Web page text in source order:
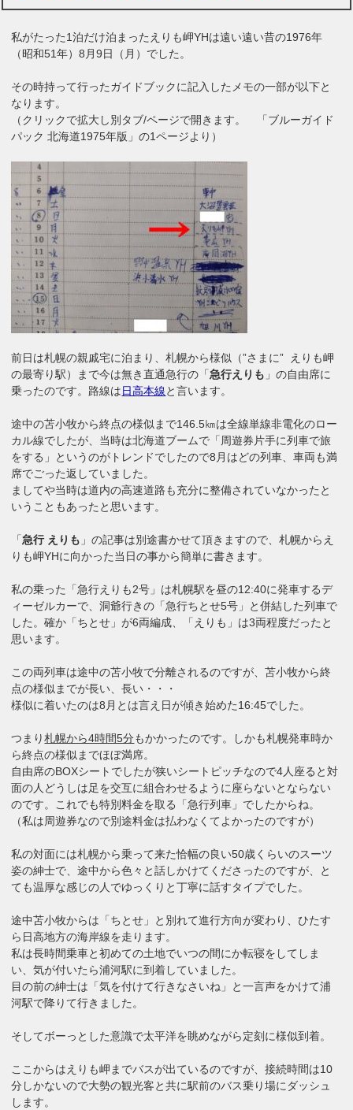
私がたった1泊だけ泊まったえりも岬YHは遠い遠い昔の1976年
（昭和51年）8月9日（月）でした。
その時持って行ったガイドブックに記入したメモの一部が以下と
なります。
（クリックで拡大し別タブ/ページで開きます。 「ブルーガイド
パック 北海道1975年版」の1ページより）
前日は札幌の親戚宅に泊まり、札幌から様似（”さまに” えりも岬
の最寄り駅）まで今は無き直通急行の「急行えりも 」の自由席に
乗ったのです。路線は日高本線と言います。
途中の苫小牧から終点の様似まで146.5㎞は全線単線非電化のロー
カル線でしたが、当時は北海道ブームで「周遊券片手に列車で旅
をする」というのがトレンドでしたので8月はどの列車、車両も満
席でごった返していました。
ましてや当時は道内の高速道路も充分に整備されていなかったと
いうこともあったと思います。
「急行 えりも 」の記事は別途書かせて頂きますので、札幌からえ
りも岬YHに向かった当日の事から簡単に書きます。
私の乗った「急行えりも2号」は札幌駅を昼の12:40に発車するデ
ィーゼルカーで、洞爺行きの「急行ちとせ5号」と併結した列車で
した。確か「ちとせ」が6両編成、「えりも」は3両程度だったと
思います。
この両列車は途中の苫小牧で分離されるのですが、苫小牧から終
点の様似までが長い、長い・・・
様似に着いたのは8月とは言え日が傾き始めた16:45でした。
つまり札幌から4時間5分もかかったのです。しかも札幌発車時か
ら終点の様似までほぼ満席。
自由席のBOXシートでしたが狭いシートピッチなので4人座ると対
面の人どうしは足を交互に組合わせるように座らないとならない
のです。これでも特別料金を取る「急行列車」でしたからね。
（私は周遊券なので別途料金は払わなくてよかったのですが）
私の対面には札幌から乗って来た恰幅の良い50歳くらいのスーツ
姿の紳士で、途中から色々と話しかけてくださったのですが、と
ても温厚な感じの人でゆっくりと丁寧に話すタイプでした。
途中苫小牧からは「ちとせ」と別れて進行方向が変わり、ひたす
ら日高地方の海岸線を走ります。
私は長時間乗車と初めての土地でいつの間にか転寝をしてしま
い、気が付いたら浦河駅に到着していました。
目の前の紳士は「気を付けて行きなさいね」と一言声をかけて浦
河駅で降りて行きました。
そしてボーっとした意識で太平洋を眺めながら定刻に様似到着。
ここからはえりも岬までバスが出ているのですが、接続時間は10
分しかないので大勢の観光客と共に駅前のバス乗り場にダッシュ
します。